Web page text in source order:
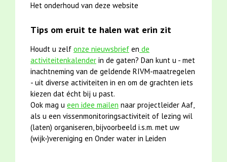
Het onderhoud van deze website
Tips om eruit te halen wat erin zit
Houdt u zelf onze nieuwsbrief en de
activiteitenkalender in de gaten? Dan kunt u - met
inachtneming van de geldende RIVM-maatregelen
- uit diverse activiteiten in en om de grachten iets
kiezen dat écht bij u past.
Ook mag u een idee mailen naar projectleider Aaf,
als u een vissenmonitoringsactiviteit of lezing wil
(laten) organiseren, bijvoorbeeld i.s.m. met uw
(wijk-)vereniging en Onder water in Leiden